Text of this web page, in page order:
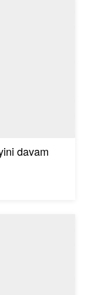
davam